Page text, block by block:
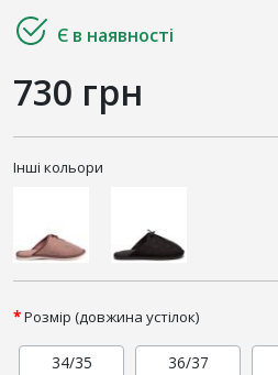
Є в наявності
730 грн
Інші кольори
Розмір (довжина устілок)
34/35 36/37